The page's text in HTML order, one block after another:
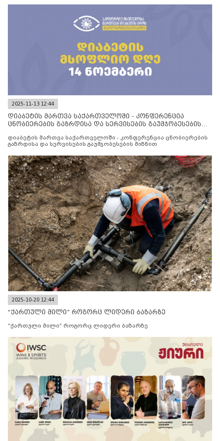
2025-11-13 12:44
დიაბეტის მართვა საქართველოში - კონფერენცია
ცნობიერების გაზრდისა და სერვისების გაუმჯობესების
დიაბეტის მართვა საქართველოში - კონფერენცია ცნობიერების
გაზრდისა და სერვისების გაუმჯობესების მიზნით
2025-10-20 12:44
“ქართული მილი” როგორც ლიდერი ბაზარზე
“ქართული მილი” როგორც ლიდერი ბაზარზე